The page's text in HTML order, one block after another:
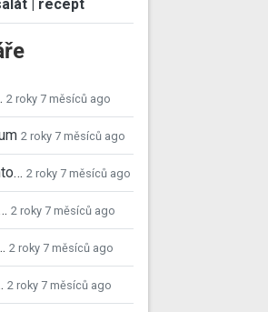
| recept
2 roky 7 měsíců ago
2 roky 7 měsíců ago
2 roky 7 měsíců ago
2 roky 7 měsíců ago
2 roky 7 měsíců ago
2 roky 7 měsíců ago